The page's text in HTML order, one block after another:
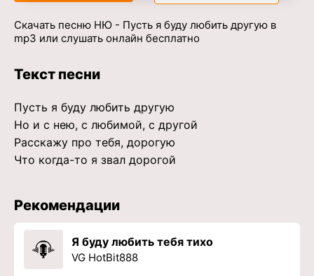
Скачать песню НЮ - Пусть я буду любить другую в
mp3 или слушать онлайн бесплатно
Текст песни
Пусть я буду любить другую
Но и с нею, с любимой, с другой
Расскажу про тебя, дорогую
Что когда-то я звал дорогой
Рекомендации
Я буду любить тебя тихо
VG HotBit888